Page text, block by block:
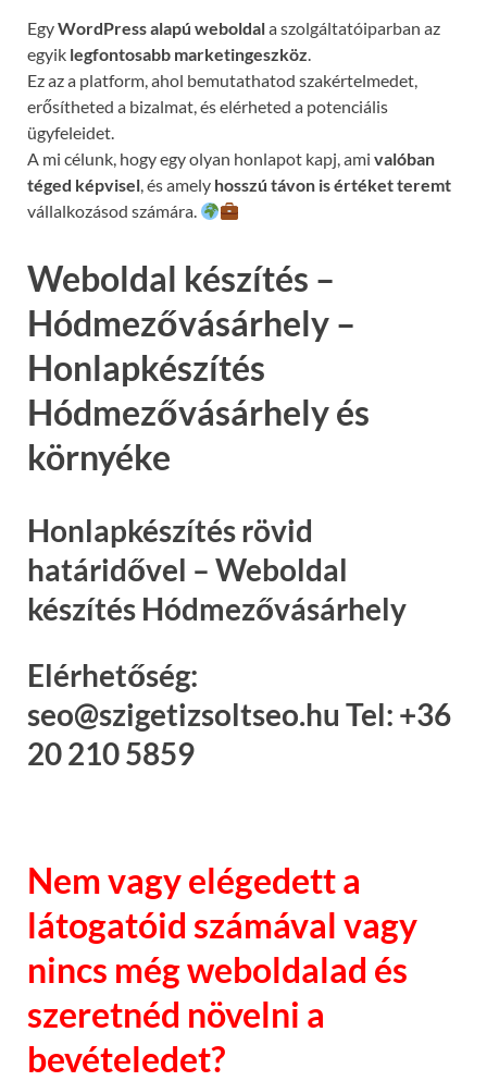
EgyWordPress alapú weboldala szolgáltatóiparban az
egyik legfontosabb marketingeszköz.
Ez az a platform, ahol bemutathatod szakértelmedet,
erősítheted a bizalmat, és elérheted a potenciális
ügyfeleidet.
A mi célunk, hogy egy olyan honlapot kapj, ami valóban
téged képvisel, és amely hosszú távon is értéket teremt
vállalkozásod számára.
Weboldal készítés –
Hódmezővásárhely –
Honlapkészítés
Hódmezővásárhely és
környéke
Honlapkészítés rövid
határidővel – Weboldal
készítés Hódmezővásárhely
Elérhetőség:
seo@szigetizsoltseo.hu Tel: +36
20 210 5859
Nem vagy elégedett a
látogatóid számával vagy
nincs még weboldalad és
szeretnéd növelni a
bevételedet?